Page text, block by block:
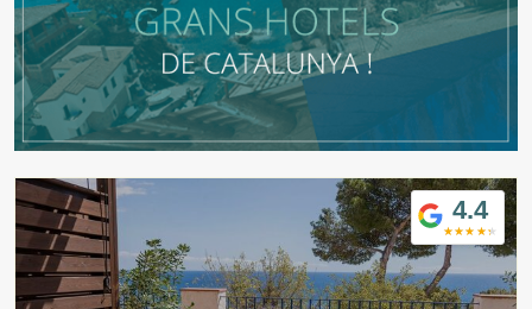
4.4
Modifier les cookies